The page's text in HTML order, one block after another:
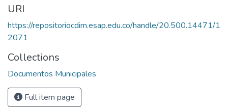
URI
https://repositoriocdim.esap.edu.co/handle/20.500.14471/1
2071
Collections
Documentos Municipales
Full item page